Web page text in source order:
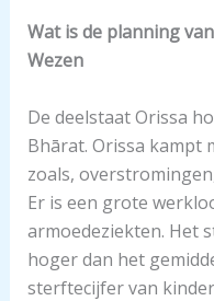
Wat is de planning
Wezen
De deelstaat Orissa
Bhārat. Orissa
zoals,
Er is een grote
armoedeziekten. Het
hoger dan het
sterftecijfer van